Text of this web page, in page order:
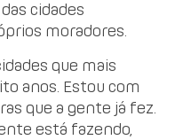
cidades
moradores.
que mais
anos. Estou com
que a gente já fez.
está fazendo,